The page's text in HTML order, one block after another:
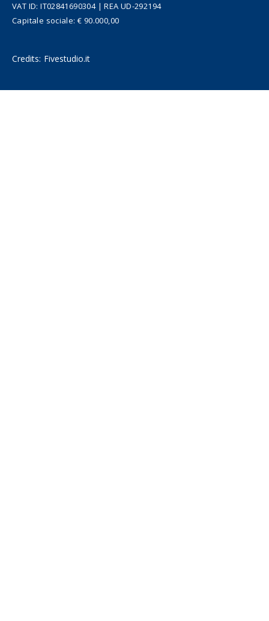
VAT ID: IT02841690304 | REA UD-292194
Capitale sociale: € 90.000,00
Credits: Fivestudio.it